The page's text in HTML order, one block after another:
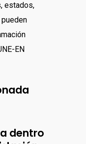
estados,
EN
dentro